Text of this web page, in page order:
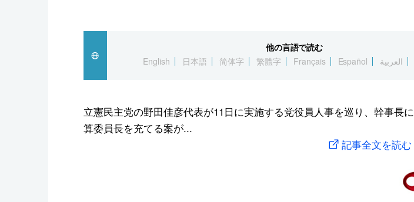
スポーツ・東京2020
他の言語で読む
English
日本語 简体字 繁體字 Français Español العربية
立憲民主党の野田佳彦代表が11日に実施する党役員人事を巡り、幹事長
算委員長を充てる案が...
記事全文を読む